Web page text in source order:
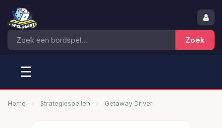
☰
Home Strategiespellen Getaway Driver